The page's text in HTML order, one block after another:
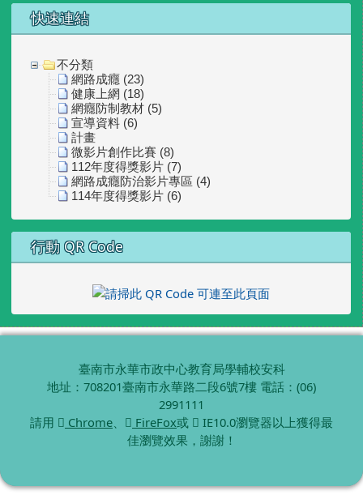
快速連結
不分類
網路成癮 (23)
健康上網 (18)
網癮防制教材 (5)
宣導資料 (6)
計畫
微影片創作比賽 (8)
112年度得獎影片 (7)
網路成癮防治影片專區 (4)
114年度得獎影片 (6)
行動 QR Code
臺南市永華市政中心教育局學輔校安科
地址：708201臺南市永華路二段6號7樓 電話：(06)
2991111
請用
Chrome FireFox或
IE10.0瀏覽器以上獲得最
佳瀏覽效果，謝謝！